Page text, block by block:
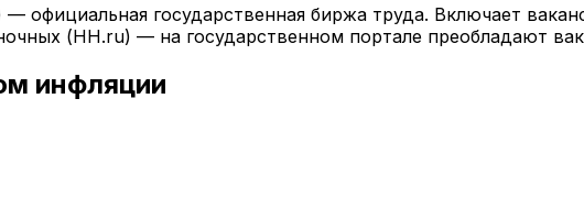
официальная государственная биржа труда. Включает
(HH.ru) — на государственном портале преобладают
инфляции